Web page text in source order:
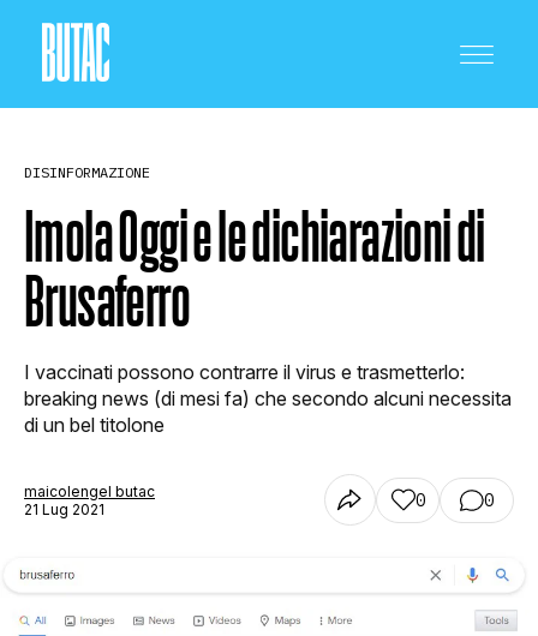
CRONACA E POLITICA
SCIENZA E TECNOLOGIA
SALUTE E MEDICINA
STORIA E CITAZIONI
DISINFORMAZIONE
Imola Oggi e le dichiarazioni di
Brusaferro
I vaccinati possono contrarre il virus e trasmetterlo:
breaking news (di mesi fa) che secondo alcuni necessita
di un bel titolone
maicolengel butac
21 Lug 2021
0 0